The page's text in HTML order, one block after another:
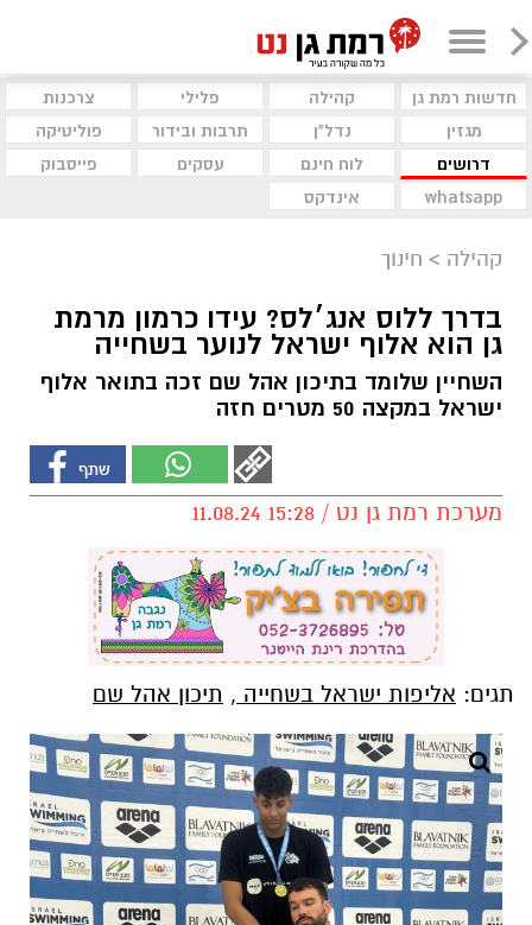
חדשות רמת גן קהילה פלילי
צרכנות
מגזין
נדל"ן תרבות ובידור
פוליטיקה
דרושים
לוח חינם עסקים
פייסבוק
whatsapp
אינדקס
קהילה > חינוך
בדרך ללוס אנג׳לס? עידו כרמון מרמת
גן הוא אלוף ישראל לנוער בשחייה
השחיין שלומד בתיכון אהל שם זכה בתואר אלוף
ישראל במקצה 50 מטרים חזה
מערכת רמת גן נט / 15:28 11.08.24
תגים: אליפות ישראל בשחייה , תיכון אהל שם